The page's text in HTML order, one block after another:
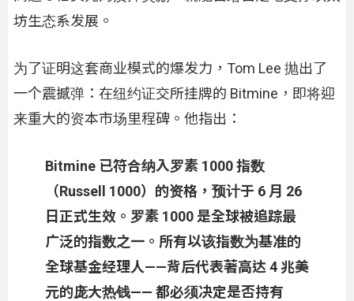
坊生态系发展。
为了证明这套商业模式的爆发力，Tom Lee 抛出了
一个震撼弹：在纽约证交所挂牌的 Bitmine，即将迎
来重大的资本市场里程碑。他指出：
Bitmine 已符合纳入罗素 1000 指数
（Russell 1000）的资格，预计于 6 月 26
日正式生效。罗素 1000 是全球被追踪最
广泛的指数之一。所有以该指数为基准的
全球基金经理人——背后代表著高达 4 兆美
元的庞大热钱—— 都必须决定是否持有